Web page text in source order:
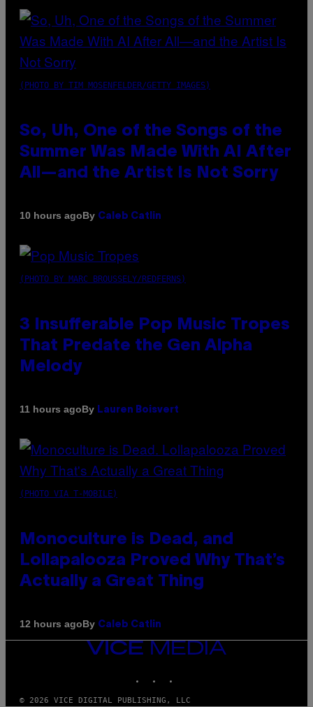
(PHOTO BY TIM MOSENFELDER/GETTY IMAGES)
So, Uh, One of the Songs of the
Summer Was Made With AI After
All—and the Artist Is Not Sorry
10 hours agoBy Caleb Catlin
(PHOTO BY MARC BROUSSELY/REDFERNS)
3 Insufferable Pop Music Tropes
That Predate the Gen Alpha
Melody
11 hours agoBy Lauren Boisvert
(PHOTO VIA T-MOBILE)
Monoculture is Dead, and
Lollapalooza Proved Why That’s
Actually a Great Thing
12 hours agoBy Caleb Catlin
VICE
MEDIA
© 2026 VICE DIGITAL PUBLISHING, LLC